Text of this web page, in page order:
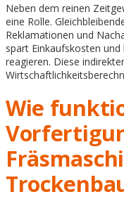
Neben dem reinen
eine Rolle.
Reklamationen und
spart Einkaufskosten
reagieren. Diese
Wie